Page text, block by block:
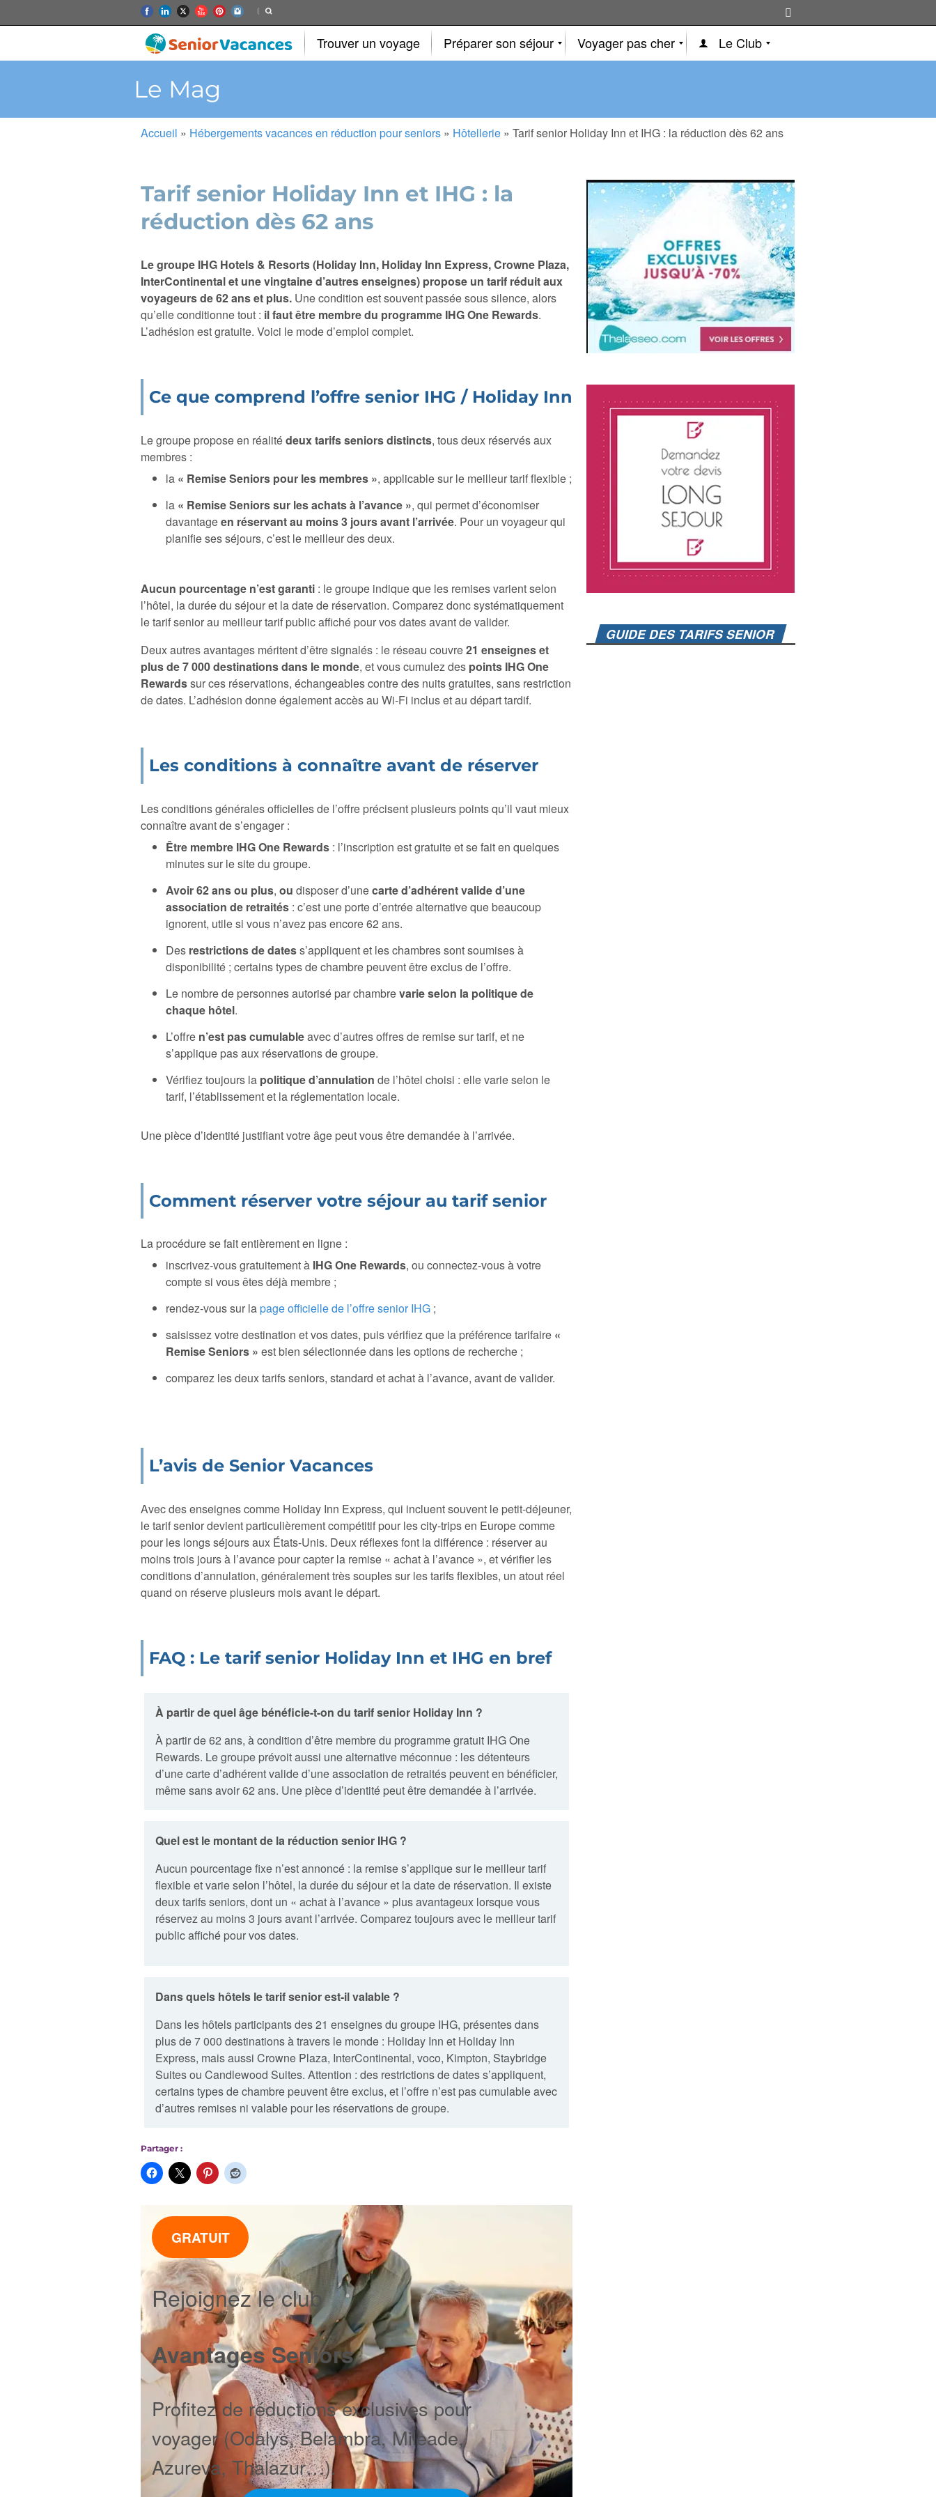
Trouver un voyage Préparer son séjour Voyager pas cher Le Club
Le Mag
Accueil » Hébergements vacances en réduction pour seniors » Hôtellerie » Tarif senior Holiday Inn et IHG : la réduction dès 62 ans
Tarif senior Holiday Inn et IHG : la
réduction dès 62 ans
Le groupe IHG Hotels & Resorts (Holiday Inn, Holiday Inn Express, Crowne Plaza,
InterContinental et une vingtaine d’autres enseignes) propose un tarif réduit aux
voyageurs de 62 ans et plus. Une condition est souvent passée sous silence, alors
qu’elle conditionne tout : il faut être membre du programme IHG One Rewards.
L’adhésion est gratuite. Voici le mode d’emploi complet.
Ce que comprend l’offre senior IHG / Holiday Inn
Le groupe propose en réalitédeux tarifs seniors distincts, tous deux réservés aux
membres :
la « Remise Seniors pour les membres », applicable sur le meilleur tarif flexible ;
la « Remise Seniors sur les achats à l’avance », qui permet d’économiser
davantageen réservant au moins 3 jours avant l’arrivée. Pour un voyageur qui
planifie ses séjours, c’est le meilleur des deux.
Aucun pourcentage n’est garanti : le groupe indique que les remises varient selon
l’hôtel, la durée du séjour et la date de réservation. Comparez donc systématiquement
le tarif senior au meilleur tarif public affiché pour vos dates avant de valider.
Deux autres avantages méritent d’être signalés : le réseau couvre21 enseignes et
plus de 7 000 destinations dans le monde, et vous cumulez des points IHG One
Rewardssur ces réservations, échangeables contre des nuits gratuites, sans restriction
de dates. L’adhésion donne également accès au Wi-Fi inclus et au départ tardif.
Les conditions à connaître avant de réserver
Les conditions générales officielles de l’offre précisent plusieurs points qu’il vaut mieux
connaître avant de s’engager :
Être membre IHG One Rewards : l’inscription est gratuite et se fait en quelques
minutes sur le site du groupe.
Avoir 62 ans ou plus, ou disposer d’unecarte d’adhérent valide d’une
association de retraités : c’est une porte d’entrée alternative que beaucoup
ignorent, utile si vous n’avez pas encore 62 ans.
Des restrictions de datess’appliquent et les chambres sont soumises à
disponibilité ; certains types de chambre peuvent être exclus de l’offre.
Le nombre de personnes autorisé par chambrevarie selon la politique de
chaque hôtel.
L’offre n’est pas cumulableavec d’autres offres de remise sur tarif, et ne
s’applique pas aux réservations de groupe.
Vérifiez toujours la politique d’annulation de l’hôtel choisi : elle varie selon le
tarif, l’établissement et la réglementation locale.
Une pièce d’identité justifiant votre âge peut vous être demandée à l’arrivée.
Comment réserver votre séjour au tarif senior
La procédure se fait entièrement en ligne :
inscrivez-vous gratuitement à IHG One Rewards, ou connectez-vous à votre
compte si vous êtes déjà membre ;
rendez-vous sur lapage officielle de l’offre senior IHG ;
saisissez votre destination et vos dates, puis vérifiez que la préférence tarifaire «
Remise Seniors » est bien sélectionnée dans les options de recherche ;
comparez les deux tarifs seniors, standard et achat à l’avance, avant de valider.
L’avis de Senior Vacances
Avec des enseignes comme Holiday Inn Express, qui incluent souvent le petit-déjeuner,
le tarif senior devient particulièrement compétitif pour les city-trips en Europe comme
pour les longs séjours aux États-Unis. Deux réflexes font la différence : réserver au
moins trois jours à l’avance pour capter la remise « achat à l’avance », et vérifier les
conditions d’annulation, généralement très souples sur les tarifs flexibles, un atout réel
quand on réserve plusieurs mois avant le départ.
FAQ : Le tarif senior Holiday Inn et IHG en bref
À partir de quel âge bénéficie-t-on du tarif senior Holiday Inn ?
À partir de 62 ans, à condition d’être membre du programme gratuit IHG One
Rewards. Le groupe prévoit aussi une alternative méconnue : les détenteurs
d’une carte d’adhérent valide d’une association de retraités peuvent en bénéficier,
même sans avoir 62 ans. Une pièce d’identité peut être demandée à l’arrivée.
Quel est le montant de la réduction senior IHG ?
Aucun pourcentage fixe n’est annoncé : la remise s’applique sur le meilleur tarif
flexible et varie selon l’hôtel, la durée du séjour et la date de réservation. Il existe
deux tarifs seniors, dont un « achat à l’avance » plus avantageux lorsque vous
réservez au moins 3 jours avant l’arrivée. Comparez toujours avec le meilleur tarif
public affiché pour vos dates.
Dans quels hôtels le tarif senior est-il valable ?
Dans les hôtels participants des 21 enseignes du groupe IHG, présentes dans
plus de 7 000 destinations à travers le monde : Holiday Inn et Holiday Inn
Express, mais aussi Crowne Plaza, InterContinental, voco, Kimpton, Staybridge
Suites ou Candlewood Suites. Attention : des restrictions de dates s’appliquent,
certains types de chambre peuvent être exclus, et l’offre n’est pas cumulable avec
d’autres remises ni valable pour les réservations de groupe.
Partager :
GRATUIT
Rejoignez le club
Avantages Seniors
Profitez de réductions exclusives pour
voyager (Odalys, Belambra, Mileade,
Azureva, Thalazur…).
GUIDE DES TARIFS SENIOR